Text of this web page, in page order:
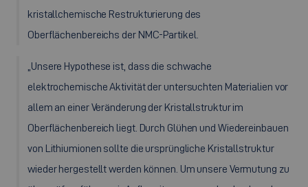
kristallchemische Restrukturierung des
Oberflächenbereichs der NMC-Partikel.
„Unsere Hypothese ist, dass die schwache
elektrochemische Aktivität der untersuchten Materialien vor
allem an einer Veränderung der Kristallstruktur im
Oberflächenbereich liegt. Durch Glühen und Wiedereinbauen
von Lithiumionen sollte die ursprüngliche Kristallstruktur
wieder hergestellt werden können. Um unsere Vermutung zu